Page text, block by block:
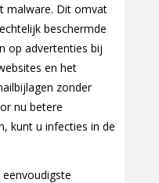
malware. Dit omvat
beschermde
op advertenties bij
en het
zonder
nu betere
kunt u infecties in de